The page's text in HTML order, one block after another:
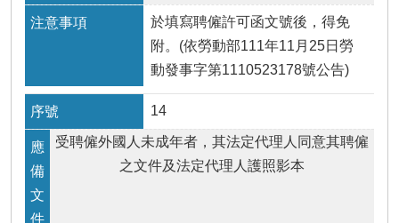
於填寫聘僱許可函文號後，得免
附。(依勞動部111年11月25日勞
動發事字第1110523178號公告)
14
受聘僱外國人未成年者，其法定代理人同意其聘僱
之文件及法定代理人護照影本